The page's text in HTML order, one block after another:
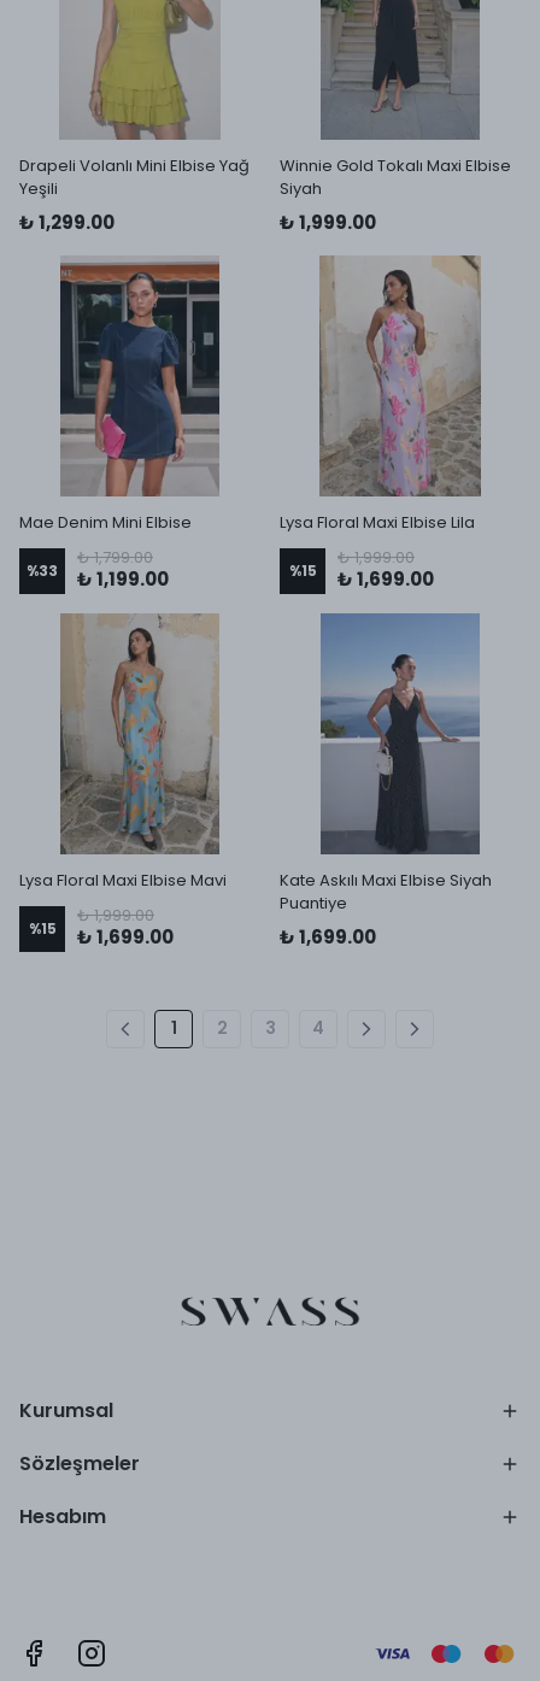
Drapeli Volanlı Mini Elbise Yağ
Yeşili
₺ 1,299.00
Winnie Gold Tokalı Maxi Elbise
Siyah
₺ 1,999.00
Mae Denim Mini Elbise
%33
₺ 1,799.00
₺ 1,199.00
Lysa Floral Maxi Elbise Lila
%15
₺ 1,999.00
₺ 1,699.00
Lysa Floral Maxi Elbise Mavi
%15
₺ 1,999.00
₺ 1,699.00
Kate Askılı Maxi Elbise Siyah
Puantiye
₺ 1,699.00
1 2 3 4
Kurumsal
Sözleşmeler
Hesabım